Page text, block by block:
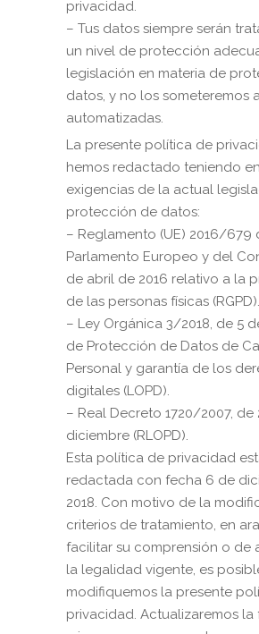
privacidad.
– Tus datos siempre serán
un nivel de protección
legislación en materia de
datos, y no los someteremos
automatizadas.
La presente política de
hemos redactado teniendo
exigencias de la actual
protección de datos:
– Reglamento (UE) 2016/679
Parlamento Europeo y del
de abril de 2016 relativo a la
de las personas físicas (RGPD).
– Ley Orgánica 3/2018, de 5
de Protección de Datos de
Personal y garantía de los
digitales (LOPD).
– Real Decreto 1720/2007, de
diciembre (RLOPD).
Esta política de privacidad
redactada con fecha 6 de
2018. Con motivo de la
criterios de tratamiento, en
facilitar su comprensión o de
la legalidad vigente, es
modifiquemos la presente
privacidad. Actualizaremos